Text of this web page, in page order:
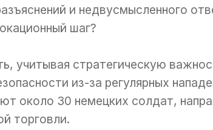
и недвусмысленного
шаг?
учитывая стратегическую
из-за регулярных
около 30 немецких солдат,
торговли.